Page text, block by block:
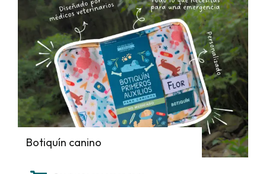
Botiquín canino